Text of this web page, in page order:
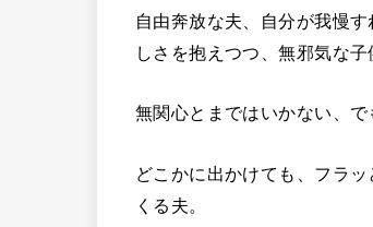
自由奔放な夫、自分が我慢
しさを抱えつつ、無邪気な
無関心とまではいかない、
どこかに出かけても、フラ
くる夫。